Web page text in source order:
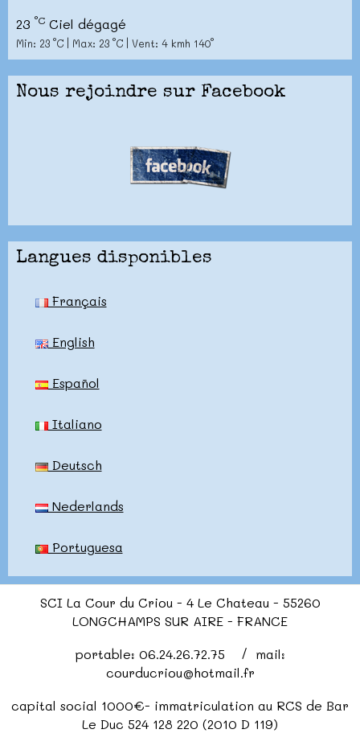
23 °C Ciel dégagé
Min: 23 °C | Max: 23 °C | Vent: 4 kmh 140°
Nous rejoindre sur Facebook
Langues disponibles
Français
English
Español
Italiano
Deutsch
Nederlands
Portuguesa
SCI La Cour du Criou - 4 Le Chateau - 55260
LONGCHAMPS SUR AIRE - FRANCE
portable: 06.24.26.72.75 / mail:
courducriou@hotmail.fr
capital social 1000€- immatriculation au RCS de Bar
Le Duc 524 128 220 (2010 D 119)